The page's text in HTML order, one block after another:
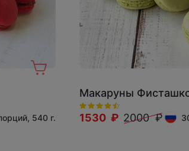
540 г.
Макаруны
1530 ₽ 2000 ₽